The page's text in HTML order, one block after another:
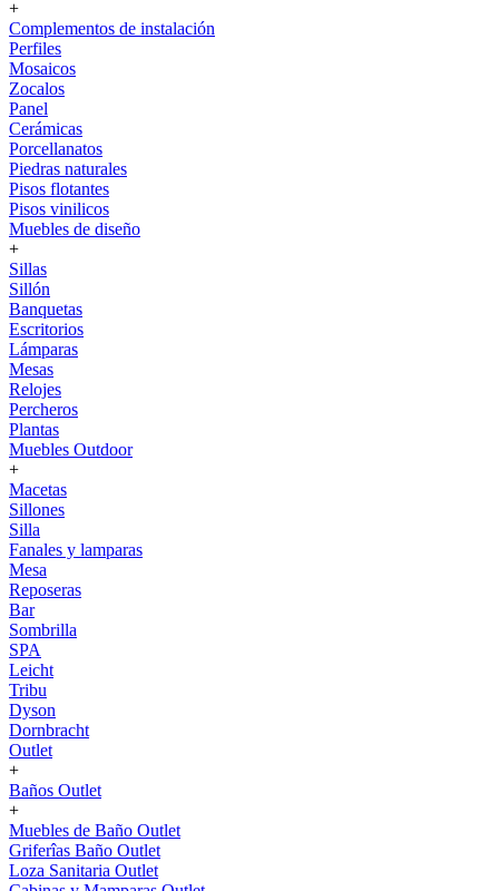
+
Complementos de instalación
Perfiles
Mosaicos
Zocalos
Panel
Cerámicas
Porcellanatos
Piedras naturales
Pisos flotantes
Pisos vinilicos
Muebles de diseño
+
Sillas
Sillón
Banquetas
Escritorios
Lámparas
Mesas
Relojes
Percheros
Plantas
Muebles Outdoor
+
Macetas
Sillones
Silla
Fanales y lamparas
Mesa
Reposeras
Bar
Sombrilla
SPA
Leicht
Tribu
Dyson
Dornbracht
Outlet
+
Baños Outlet
+
Muebles de Baño Outlet
Griferîas Baño Outlet
Loza Sanitaria Outlet